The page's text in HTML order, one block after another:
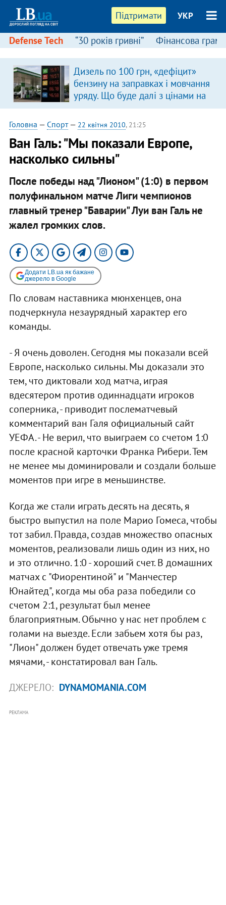
Підтримати УКР
Defense Tech “30 років гривні” Фінансова
Дизель по 100 грн, «дефіцит»
бензину на заправках і мовчання
уряду. Що буде далі з цінами на
пальне?
Головна — Спорт— 22 квітня 2010, 21:25
Ван Галь: "Мы показали Европе,
насколько сильны"
После победы над "Лионом" (1:0) в первом
полуфинальном матче Лиги чемпионов
главный тренер "Баварии" Луи ван Галь не
жалел громких слов.
Додати LB.ua як бажане
джерело в Google
По словам наставника мюнхенцев, она
подчеркнула незаурядный характер его
команды.
- Я очень доволен. Сегодня мы показали всей
Европе, насколько сильны. Мы доказали это
тем, что диктовали ход матча, играя
вдесятером против одиннадцати игроков
соперника, - приводит послематчевый
комментарий ван Галя официальный сайт
УЕФА. - Не верил, что выиграем со счетом 1:0
после красной карточки Франка Рибери. Тем
не менее мы доминировали и создали больше
моментов при игре в меньшинстве.
Когда же стали играть десять на десять, я
быстро выпустил на поле Марио Гомеса, чтобы
тот забил. Правда, создав множество опасных
моментов, реализовали лишь один из них, но
и это отлично. 1:0 - хороший счет. В домашних
матчах с "Фиорентиной" и "Манчестер
Юнайтед", когда мы оба раза победили со
счетом 2:1, результат был менее
благоприятным. Обычно у нас нет проблем с
голами на выезде. Если забьем хотя бы раз,
"Лион" должен будет отвечать уже тремя
мячами, - констатировал ван Галь.
ДЖЕРЕЛО: DYNAMOMANIA.COM
РЕКЛАМА